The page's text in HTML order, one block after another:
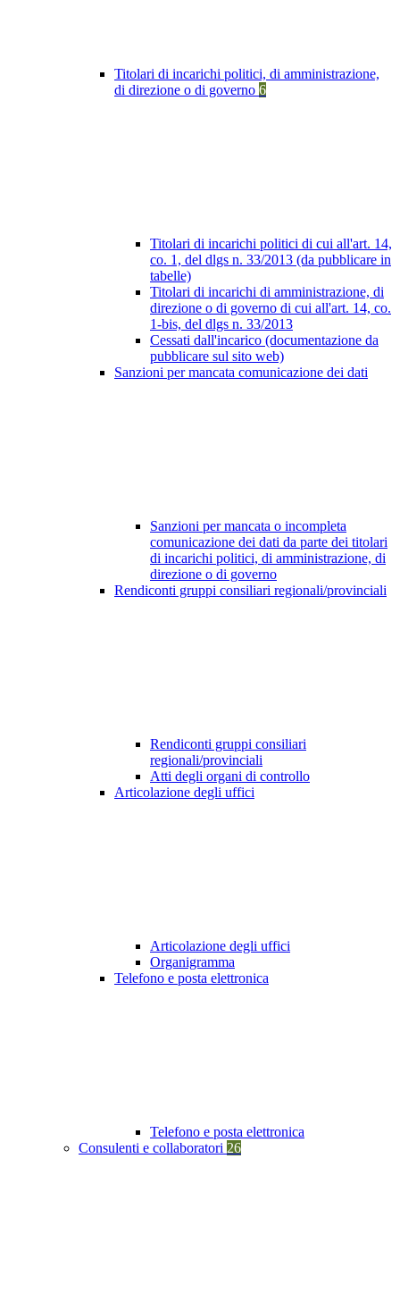
Titolari di incarichi politici, di amministrazione,
di direzione o di governo 6
Titolari di incarichi politici di cui all'art. 14,
co. 1, del dlgs n. 33/2013 (da pubblicare in
tabelle)
Titolari di incarichi di amministrazione, di
direzione o di governo di cui all'art. 14, co.
1-bis, del dlgs n. 33/2013
Cessati dall'incarico (documentazione da
pubblicare sul sito web)
Sanzioni per mancata comunicazione dei dati
Sanzioni per mancata o incompleta
comunicazione dei dati da parte dei titolari
di incarichi politici, di amministrazione, di
direzione o di governo
Rendiconti gruppi consiliari regionali/provinciali
Rendiconti gruppi consiliari
regionali/provinciali
Atti degli organi di controllo
Articolazione degli uffici
Articolazione degli uffici
Organigramma
Telefono e posta elettronica
Telefono e posta elettronica
Consulenti e collaboratori 26